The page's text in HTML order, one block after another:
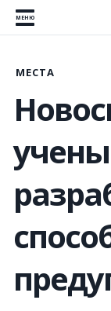
МЕНЮ
МЕСТА